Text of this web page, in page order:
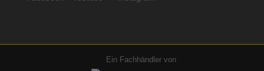
Ein Fachhändler von